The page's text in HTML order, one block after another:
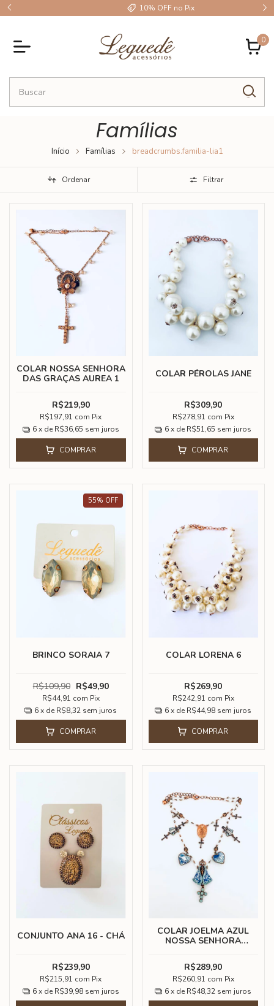
10% OFF no Pix
0
Famílias
Início Famílias breadcrumbs.familia-lia1
Ordenar Filtrar
COLAR NOSSA SENHORA
DAS GRAÇAS AUREA 1
R$219,90
R$197,91 com Pix
6 x de R$36,65 sem juros
COMPRAR
COLAR PÉROLAS JANE
R$309,90
R$278,91 com Pix
6 x de R$51,65 sem juros
COMPRAR
55% OFF
BRINCO SORAIA 7
R$109,90 R$49,90
R$44,91 com Pix
6 x de R$8,32 sem juros
COMPRAR
COLAR LORENA 6
R$269,90
R$242,91 com Pix
6 x de R$44,98 sem juros
COMPRAR
CONJUNTO ANA 16 - CHÁ
R$239,90
R$215,91 com Pix
6 x de R$39,98 sem juros
COLAR JOELMA AZUL
NOSSA SENHORA
R$289,90
R$260,91 com Pix
6 x de R$48,32 sem juros